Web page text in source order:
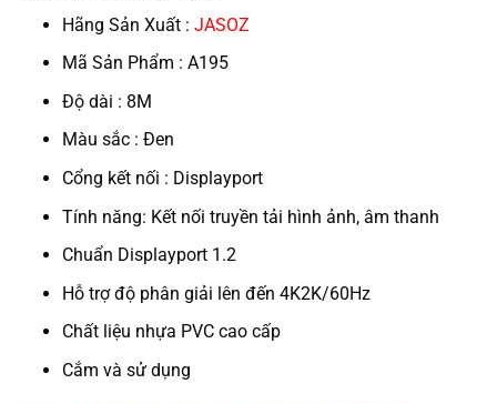
Hãng Sản Xuất : JASOZ
Mã Sản Phẩm : A195
Độ dài : 8M
Màu sắc : Đen
Cổng kết nối : Displayport
Tính năng: Kết nối truyền tải hình ảnh, âm thanh
Chuẩn Displayport 1.2
Hỗ trợ độ phân giải lên đến 4K2K/60Hz
Chất liệu nhựa PVC cao cấp
Cắm và sử dụng